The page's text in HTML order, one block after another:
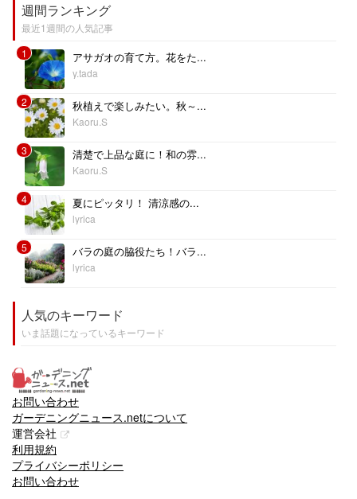
週間ランキング
最近1週間の人気記事
1
アサガオの育て方。花をた...
y.tada
2 秋植えで楽しみたい。秋～...
Kaoru.S
3 清楚で上品な庭に！和の雰...
Kaoru.S
4 夏にピッタリ！ 清涼感の...
lyrica
5 バラの庭の脇役たち！バラ...
lyrica
人気のキーワード
いま話題になっているキーワード
お問い合わせ
ガーデニングニュース.netについて
運営会社
利用規約
プライバシーポリシー
お問い合わせ